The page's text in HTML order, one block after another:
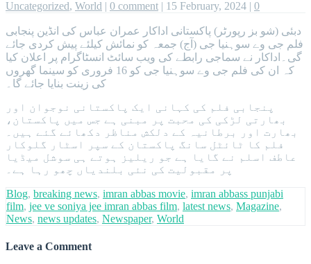
Uncategorized, World | 0 comment | 15 February, 2024 | 0
دبئی (شو بز رپورٹر) پاکستانی اداکار عمران عباس کی انڈین پنجابی
فلم جی وے سوہنیا جی (آج) جمعہ کو نمائش کیلئے پیش کردی جائے
گی۔اداکار نے سماجی رابطے کی ویب سائٹ انسٹاگرام پر اعلان کیا
کہ ان کی فلم جی وے سوہنیا جی کو 16 فروری کو سینما گھروں
کی زینت بنایا جائے گا۔
پنجابی فلم کی کہانی ایک پاکستانی نوجوان اور
بھارتی لڑکی کی محبت پر مبنی ہے جس میں پاکستان،
بھارت اور برطانیہ کے دلکش مناظر دکھائے گئے ہیں۔
فلم کا ٹائٹل سانگ پاکستان کے سپر اسٹار گلوکار
عاطف اسلم نے گایا ہے جو ریلیز ہوتے ہی سوشل میڈیا
پر مقبولیت کی نئی بلندیاں چھو رہا ہے۔
Blog, breaking news, imran abbas movie, imran abbass punjabi
film, jee ve soniya jee imran abbas film, latest news, Magazine,
News, news updates, Newspaper, World
Leave a Comment